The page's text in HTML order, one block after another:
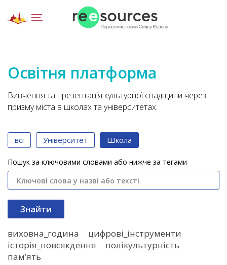
Освітня платформа
Вивчення та презентація культурної спадщини через
призму міста в школах та університетах.
всі Університет Школа
Пошук за ключовими словами або нижче за тегами
виховна_година
цифрові_інструменти
історія_повсякдення
полікультурність
пам’ять